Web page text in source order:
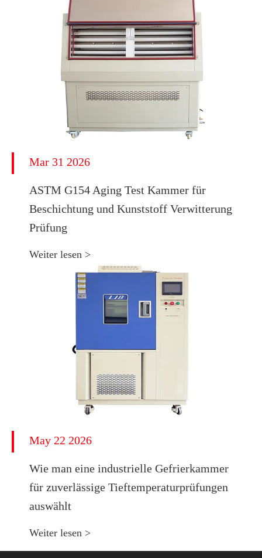
Mar 31 2026
ASTM G154 Aging Test Kammer für
Beschichtung und Kunststoff Verwitterung
Prüfung
Weiter lesen >
May 22 2026
Wie man eine industrielle Gefrierkammer
für zuverlässige Tieftemperaturprüfungen
auswählt
Weiter lesen >